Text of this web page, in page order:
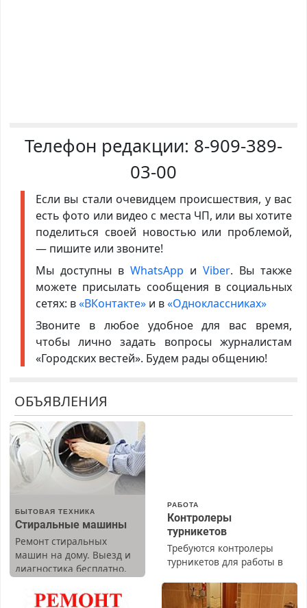
Телефон редакции: 8-909-389-
03-00
Если вы стали очевидцем происшествия, у вас
есть фото или видео с места ЧП, или вы хотите
поделиться своей новостью или проблемой,
— пишите или звоните!
Мы доступны в WhatsApp иViber. Вы также
можете присылать сообщения в социальных
сетях: в«ВКонтакте»и в«Одноклассниках»
Звоните в любое удобное для вас время,
чтобы лично задать вопросы журналистам
«Городских вестей». Будем рады общению!
ОБЪЯВЛЕНИЯ
БЫТОВАЯ ТЕХНИКА
Стиральные машины
Ремонт стиральных
машин на дому. Выезд и
диагностика бесплатно.
РАБОТА
Контролеры
турникетов
Требуются контролеры
турникетов для работы в
(мужчины, женщины).
Прием по ТК РФ. График